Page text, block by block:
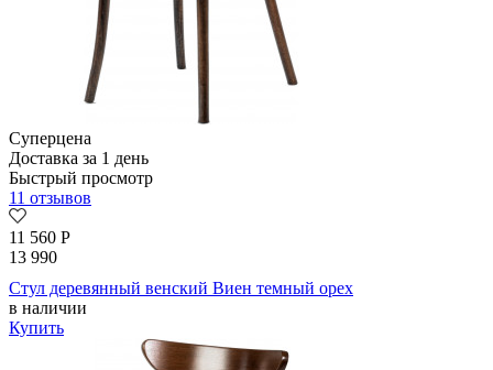
Суперцена
Доставка за 1 день
Быстрый просмотр
11 отзывов
11 560 Р
13 990
Стул деревянный венский Виен темный орех
в наличии
Купить